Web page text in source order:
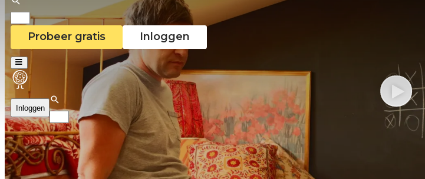
Probeer gratis Inloggen
Inloggen